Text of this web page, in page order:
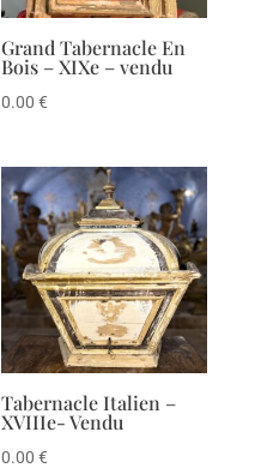
Grand Tabernacle En
Bois – XIXe – vendu
0.00€
Tabernacle Italien –
XVIIIe- Vendu
0.00€